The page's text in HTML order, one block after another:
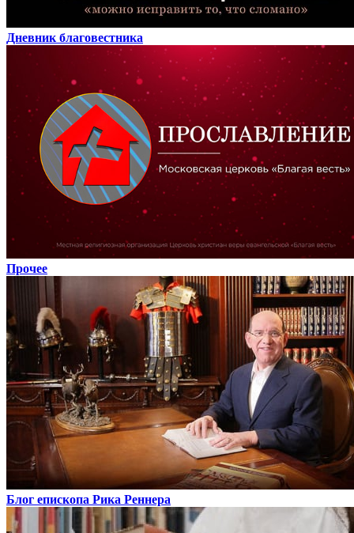
Дневник благовестника
Прочее
Блог епископа Рика Реннера